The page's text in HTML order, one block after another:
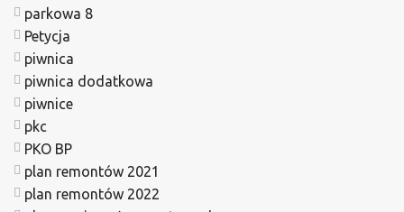
parkowa 8
Petycja
piwnica
piwnica dodatkowa
piwnice
pkc
PKO BP
plan remontów 2021
plan remontów 2022